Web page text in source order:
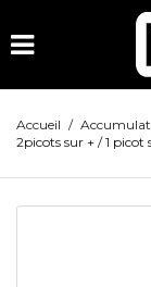
Accueil /
2picots sur + / 1 picot